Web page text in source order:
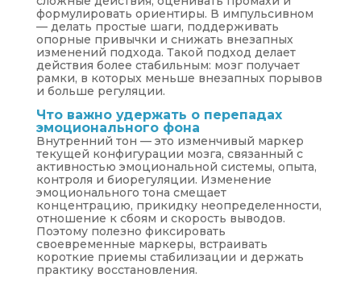
формулировать ориентиры. В импульсивном
— делать простые шаги, поддерживать
опорные привычки и снижать внезапных
изменений подхода. Такой подход делает
действия более стабильным: мозг получает
рамки, в которых меньше внезапных порывов
и больше регуляции.
Что важно удержать о перепадах
эмоционального фона
Внутренний тон — это изменчивый маркер
текущей конфигурации мозга, связанный с
активностью эмоциональной системы, опыта,
контроля и биорегуляции. Изменение
эмоционального тона смещает
концентрацию, прикидку неопределенности,
отношение к сбоям и скорость выводов.
Поэтому полезно фиксировать
своевременные маркеры, встраивать
короткие приемы стабилизации и держать
практику восстановления.